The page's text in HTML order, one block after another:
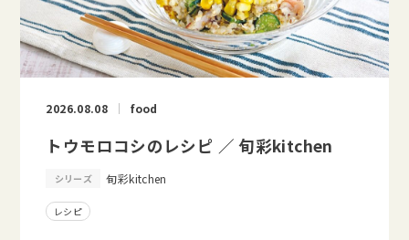
2026.08.08 food
トウモロコシのレシピ ／ 旬彩kitchen
シリーズ 旬彩kitchen
レシピ